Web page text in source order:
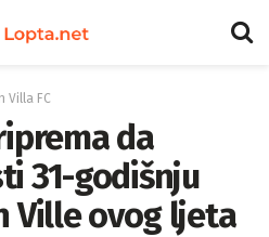
Villa FC
da
31-godišnju
Ville ovog ljeta